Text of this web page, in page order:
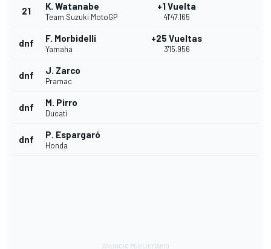
21 K. Watanabe
Team Suzuki MotoGP
+1 Vuelta
41'47.165
dnf F. Morbidelli
Yamaha
+25 Vueltas
3'15.956
dnf J. Zarco
Pramac
dnf M. Pirro
Ducati
dnf P. Espargaró
Honda